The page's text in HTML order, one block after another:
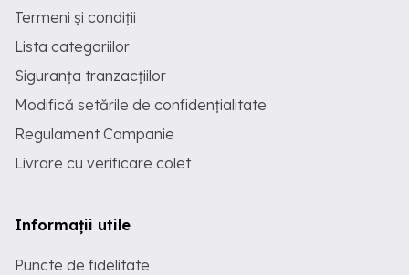
Termeni și condiții
Lista categoriilor
Siguranța tranzacțiilor
Modifică setările de confidențialitate
Regulament Campanie
Livrare cu verificare colet
Informații utile
Puncte de fidelitate